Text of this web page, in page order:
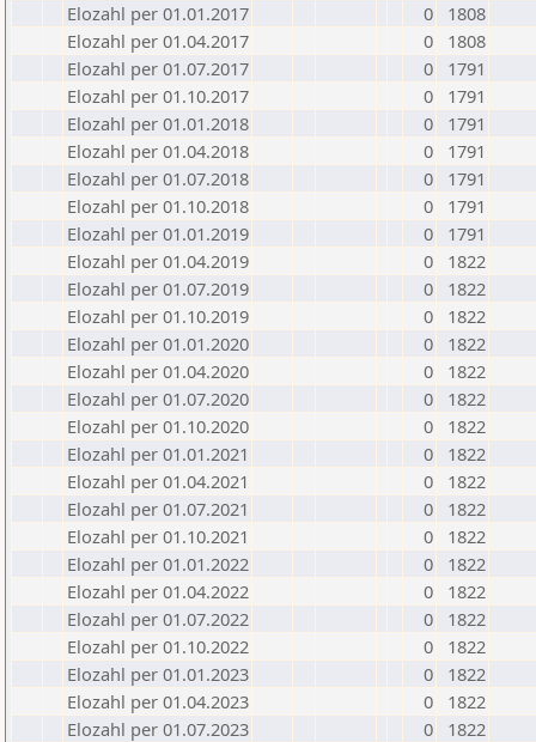
Elozahl per 01.01.2017
0
1808
Elozahl per 01.04.2017
0
1808
Elozahl per 01.07.2017
0
1791
Elozahl per 01.10.2017
0
1791
Elozahl per 01.01.2018
0
1791
Elozahl per 01.04.2018
0
1791
Elozahl per 01.07.2018
0
1791
Elozahl per 01.10.2018
0
1791
Elozahl per 01.01.2019
0
1791
Elozahl per 01.04.2019
0
1822
Elozahl per 01.07.2019
0
1822
Elozahl per 01.10.2019
0
1822
Elozahl per 01.01.2020
0
1822
Elozahl per 01.04.2020
0
1822
Elozahl per 01.07.2020
0
1822
Elozahl per 01.10.2020
0
1822
Elozahl per 01.01.2021
0
1822
Elozahl per 01.04.2021
0
1822
Elozahl per 01.07.2021
0
1822
Elozahl per 01.10.2021
0
1822
Elozahl per 01.01.2022
0
1822
Elozahl per 01.04.2022
0
1822
Elozahl per 01.07.2022
0
1822
Elozahl per 01.10.2022
0
1822
Elozahl per 01.01.2023
0
1822
Elozahl per 01.04.2023
0
1822
Elozahl per 01.07.2023
0
1822